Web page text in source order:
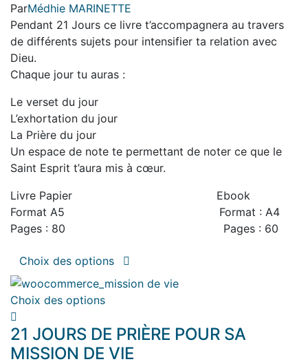
choisies
options
peuvent
être
sur
produit
de
prix :
8.99€
14.99€
ParMédhie MARINETTE
Pendant 21 Jours ce livre t’accompagnera au travers
de différents sujets pour intensifier ta relation avec
Dieu.
Chaque jour tu auras :
Le verset du jour
L’exhortation du jour
La Prière du jour
Un espace de note te permettant de noter ce que le
Saint Esprit t’aura mis à cœur.
Livre Papier Ebook
Format A5 Format : A4
Pages : 80 Pages : 60
Choix des options
Ce
a
variations.
Les
options
Choix des optionsCe
a
plusieurs
21 JOURS DE PRIÈRE POUR SA
MISSION DE VIE